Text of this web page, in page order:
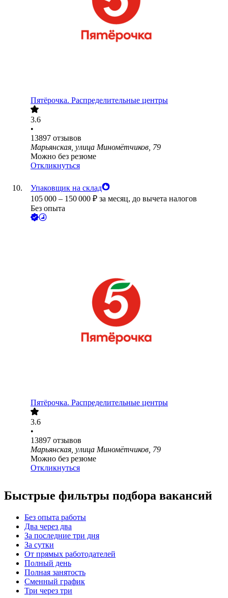
Пятёрочка. Распределительные центры
3.6
•
13897 отзывов
Марьянская, улица Миномётчиков, 79
Можно без резюме
Откликнуться
Упаковщик на склад
105 000 – 150 000 ₽ за месяц, до вычета налогов
Без опыта
Пятёрочка. Распределительные центры
3.6
•
13897 отзывов
Марьянская, улица Миномётчиков, 79
Можно без резюме
Откликнуться
Быстрые фильтры подбора вакансий
Без опыта работы
Два через два
За последние три дня
За сутки
От прямых работодателей
Полный день
Полная занятость
Сменный график
Три через три